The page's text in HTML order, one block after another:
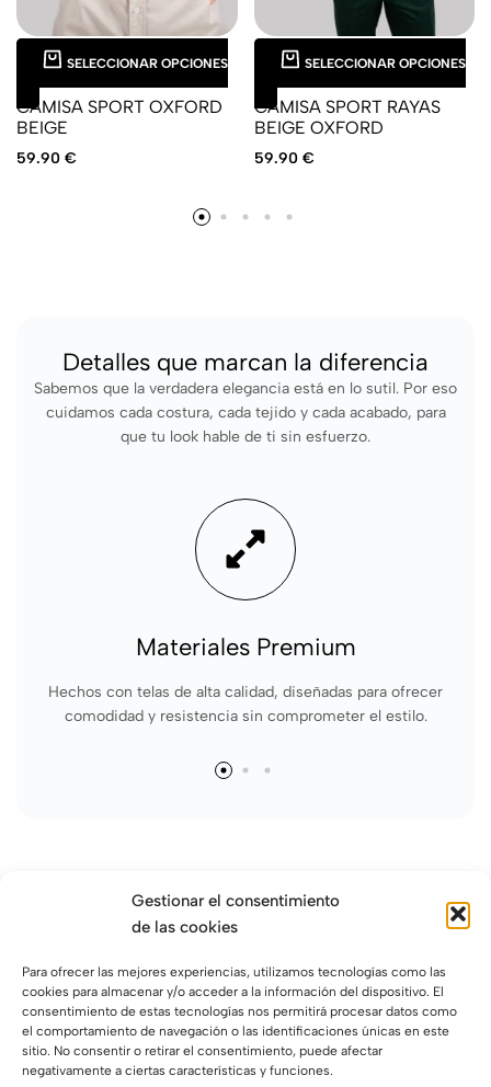
Gestionar el consentimiento
de las cookies
Para ofrecer las mejores experiencias, utilizamos tecnologías como las
cookies para almacenar y/o acceder a la información del dispositivo. El
consentimiento de estas tecnologías nos permitirá procesar datos como
el comportamiento de navegación o las identificaciones únicas en este
sitio. No consentir o retirar el consentimiento, puede afectar
negativamente a ciertas características y funciones.
SELECCIONAR OPCIONES
CAMISA SPORT OXFORD
BEIGE
59.90 €
SELECCIONAR OPCIONES
CAMISA SPORT RAYAS
BEIGE OXFORD
59.90 €
Detalles que marcan la diferencia
Sabemos que la verdadera elegancia está en lo sutil. Por eso
cuidamos cada costura, cada tejido y cada acabado, para
que tu look hable de ti sin esfuerzo.
Materiales Premium
Hechos con telas de alta calidad, diseñadas para ofrecer
comodidad y resistencia sin comprometer el estilo.
Moda masculina con estilo y carácter. Colecciones pensadas
para ti.
Ayuda